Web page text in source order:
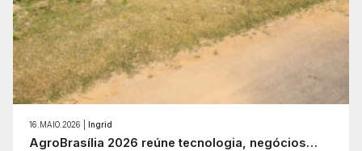
16.MAIO.2026 | Ingrid
AgroBrasília 2026 reúne tecnologia, negócios…